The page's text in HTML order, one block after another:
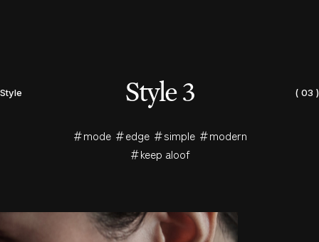
Style ( 03 )
Style3
＃mode ＃edge ＃simple ＃modern
＃keep aloof